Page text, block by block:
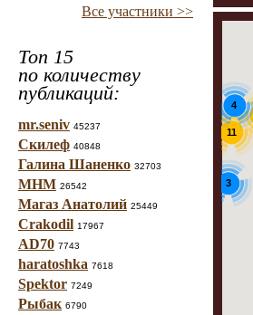
Все участники >>
Топ 15
по количеству
публикаций:
mr.seniv 45237
Скилеф 40848
Галина Шаненко 32703
МНМ 26542
Магаз Анатолий 25449
Crakodil 17967
AD70 7743
haratoshka 7618
Spektor 7249
Рыбак 6790
3
11
4